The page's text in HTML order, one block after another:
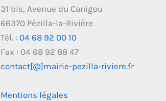
31 bis, Avenue du Canigou
66370 Pézilla-la-Rivière
Tél. : 04 68 92 00 10
Fax : 04 68 92 88 47
contact[@]mairie-pezilla-riviere.fr
Mentions légales